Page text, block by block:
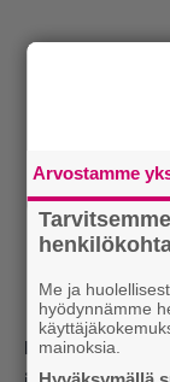
Lue myös:
Arvostamme
Me ja
hyödynnämme
mainoksia.